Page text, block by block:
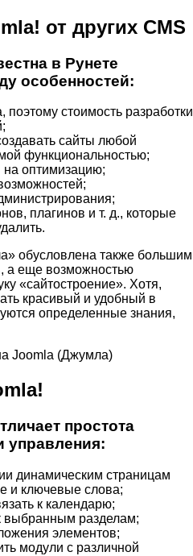
от других CMS
в Рунете
особенностей:
поэтому стоимость разработки
сайты любой
функциональностью;
оптимизацию;
плагинов и т. д., которые
обусловлена также большим
а еще возможностью
«сайтостроение». Хотя,
красивый и удобный в
определенные знания,
простота
управления:
динамическим страницам
и ключевые слова;
к календарю;
выбранным разделам;
элементов;
модули с различной